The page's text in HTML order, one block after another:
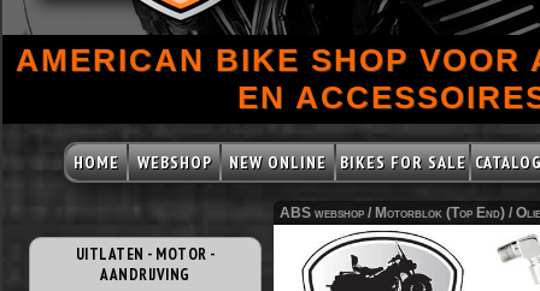
AMERICAN BIKE SHOP VOOR
EN
HOME WEBSHOP NEW ONLINE BIKES FOR SALE
UITLATEN - MOTOR -
AANDRIJVING
ABS webshop / Motorblok (Top End) /